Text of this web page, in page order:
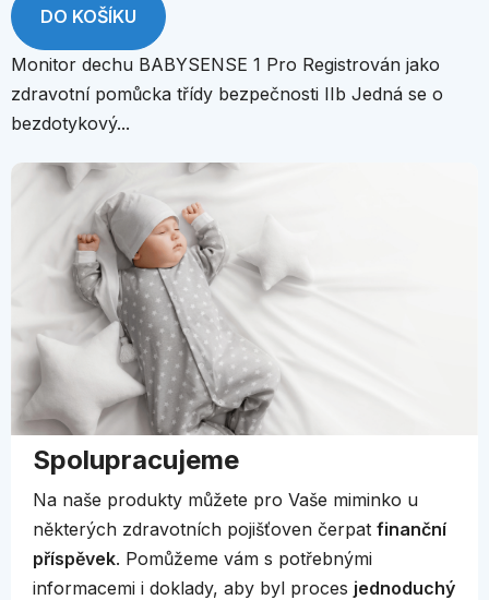
DO KOŠÍKU
Monitor dechu BABYSENSE 1 Pro Registrován jako
zdravotní pomůcka třídy bezpečnosti IIb Jedná se o
bezdotykový...
Spolupracujeme
Na naše produkty můžete pro Vaše miminko u
některých zdravotních pojišťoven čerpat finanční
příspěvek. Pomůžeme vám s potřebnými
informacemi i doklady, aby byl proces jednoduchý